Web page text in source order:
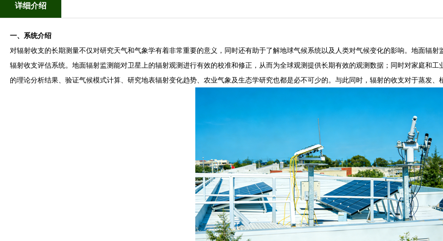
详细介绍
一、系统介绍
对辐射收支的长期测量不仅对研究天气和气象学有着非常重要的意义，同时还有助于了解地球气候系统以及人类对气候变化的影响。地面辐
辐射收支评估系统。地面辐射监测能对卫星上的辐射观测进行有效的校准和修正，从而为全球观测提供长期有效的观测数据；同时对家庭和
的理论分析结果、验证气候模式计算、研究地表辐射变化趋势、农业气象及生态学研究也都是必不可少的。与此同时，辐射的收支对于蒸发